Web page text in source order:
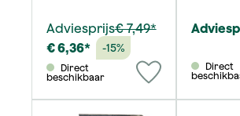
Adviesprijs€ 7,49*
€ 6,36*
-15%
beschikbaar